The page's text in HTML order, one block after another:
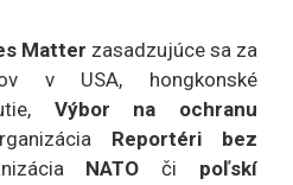
Matter zasadzujúce sa za
v USA, hongkonské
Výbor na ochranu
Reportéri bez
NATO či poľskí